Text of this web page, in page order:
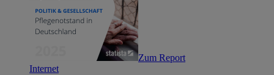
Zum Report
Internet